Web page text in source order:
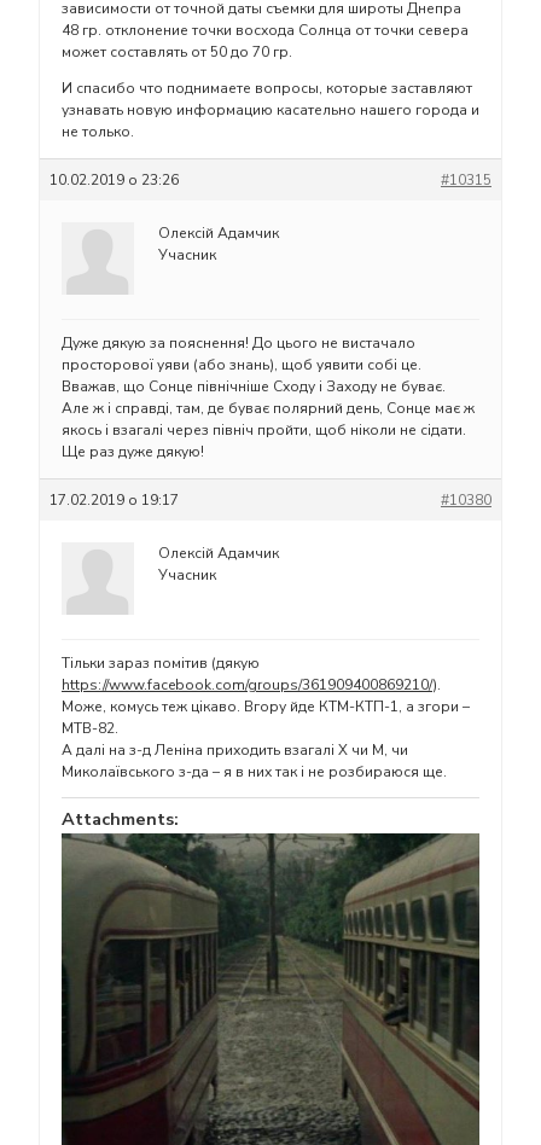
зависимости от точной даты съемки для широты Днепра
48 гр. отклонение точки восхода Солнца от точки севера
может составлять от 50 до 70 гр.
И спасибо что поднимаете вопросы, которые заставляют
узнавать новую информацию касательно нашего города и
не только.
10.02.2019 о 23:26 #10315
Олексій Адамчик
Учасник
Дуже дякую за пояснення! До цього не вистачало
просторової уяви (або знань), щоб уявити собі це.
Вважав, що Сонце північніше Сходу і Заходу не буває.
Але ж і справді, там, де буває полярний день, Сонце має ж
якось і взагалі через північ пройти, щоб ніколи не сідати.
Ще раз дуже дякую!
17.02.2019 о 19:17 #10380
Олексій Адамчик
Учасник
Тільки зараз помітив (дякую
https://www.facebook.com/groups/361909400869210/).
Може, комусь теж цікаво. Вгору йде КТМ-КТП-1, а згори –
МТВ-82.
А далі на з-д Леніна приходить взагалі Х чи М, чи
Миколаївського з-да – я в них так і не розбираюся ще.
Attachments: